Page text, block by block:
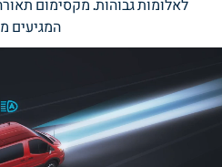
לאלומות גבוהות. מקסימום
המגיעים